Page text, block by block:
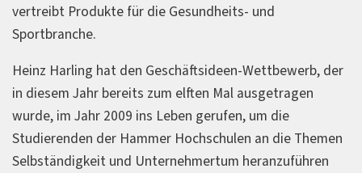
vertreibt Produkte für die Gesundheits- und
Sportbranche.
Heinz Harling hat den Geschäftsideen-Wettbewerb, der
in diesem Jahr bereits zum elften Mal ausgetragen
wurde, im Jahr 2009 ins Leben gerufen, um die
Studierenden der Hammer Hochschulen an die Themen
Selbständigkeit und Unternehmertum heranzuführen